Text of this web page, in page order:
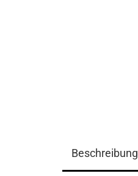
Beschreibung